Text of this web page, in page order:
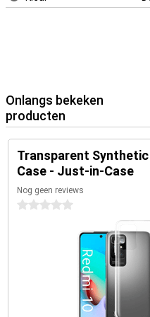
Onlangs bekeken
producten
Transparent Synthetic
Case - Just-in-Case
Nog geen reviews
0 sterren